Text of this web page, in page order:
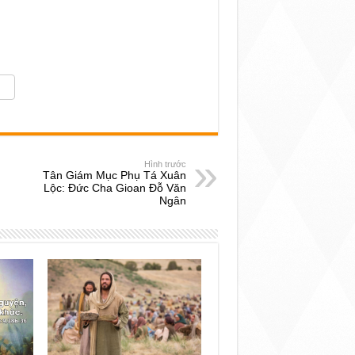
Hình trước
Tân Giám Mục Phụ Tá Xuân
Lộc: Đức Cha Gioan Đỗ Văn
Ngân